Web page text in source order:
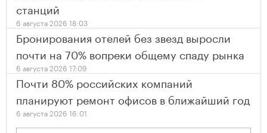
станций
6 августа 2026 18:03
Бронирования отелей без звезд выросли
почти на 70% вопреки общему спаду рынка
6 августа 2026 17:09
Почти 80% российских компаний
планируют ремонт офисов в ближайший год
6 августа 2026 16:01